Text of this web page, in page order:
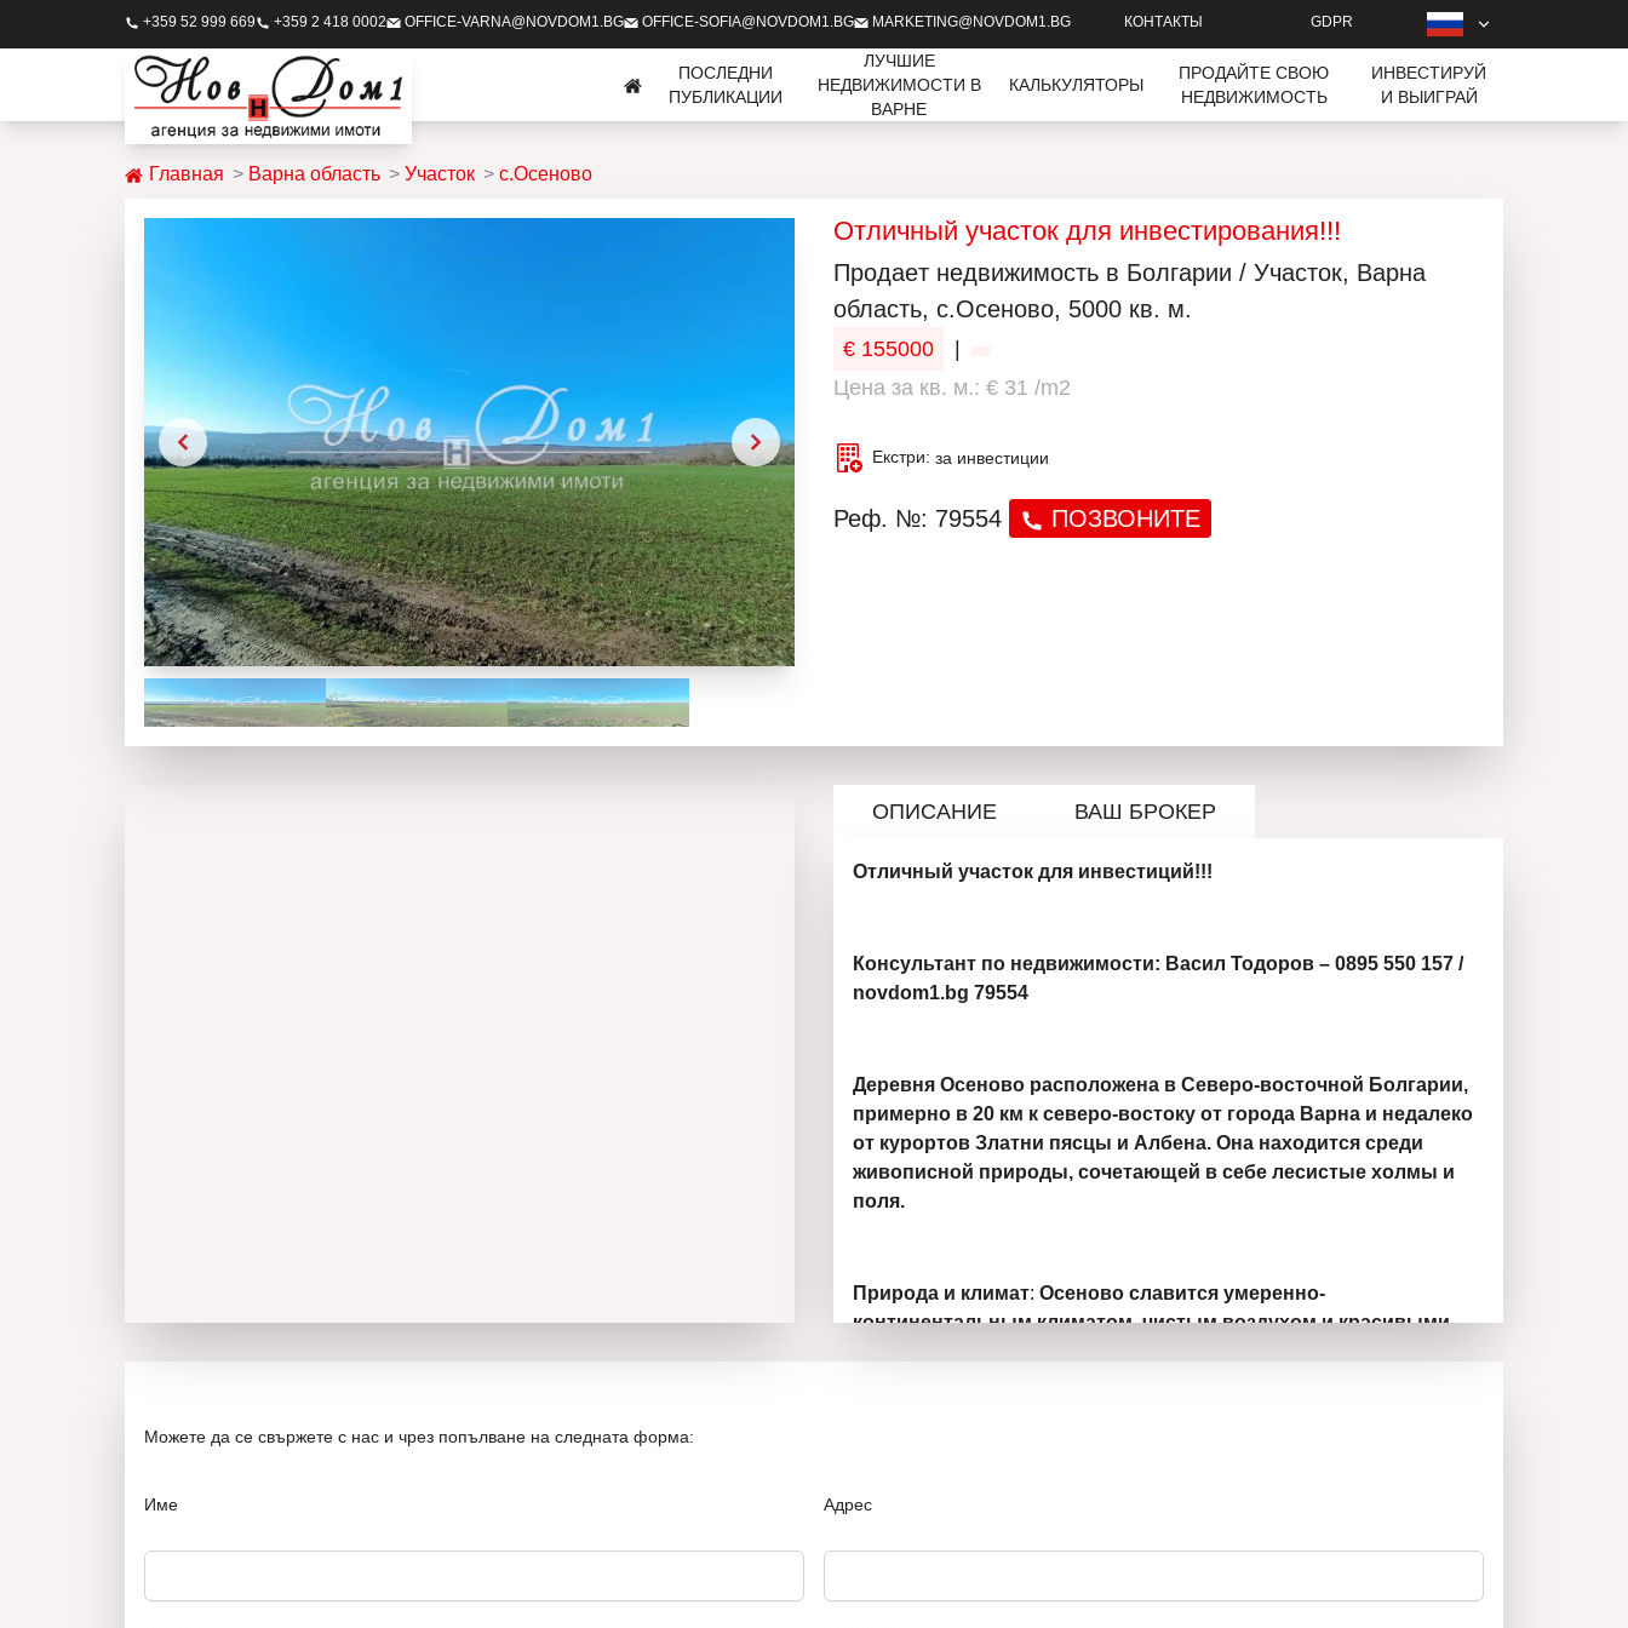
+359 52 999 669 +359 2 418 0002 OFFICE-VARNA@NOVDOM1.BG OFFICE-SOFIA@NOVDOM1.BG MARKETING@NOVDOM1.BG КОНТАКТЫ GDPR
ПОСЛЕДНИ
ПУБЛИКАЦИИ
ЛУЧШИЕ
НЕДВИЖИМОСТИ В
ВАРНЕ
КАЛЬКУЛЯТОРЫ
ПРОДАЙТЕ СВОЮ
НЕДВИЖИМОСТЬ
ИНВЕСТИРУЙ
И ВЫИГРАЙ
Главная Варна область Участок с.Осеново
Отличный участок для инвестирования!!!
Продаeт недвижимость в Болгарии / Участок, Варна
область, с.Осеново, 5000 кв. м.
€ 155000
Цена за кв. м.: € 31 /m2
Екстри: за инвестиции
Реф. №: 79554 ПОЗВОНИТЕ
ОПИСАНИЕ ВАШ БРОКЕР
Отличный участок для инвестиций!!!
Консультант по недвижимости: Васил Тодоров – 0895 550 157 /
novdom1.bg 79554
Деревня Осеново расположена в Северо-восточной Болгарии,
примерно в 20 км к северо-востоку от города Варна и недалеко
от курортов Златни пясцы и Албена. Она находится среди
живописной природы, сочетающей в себе лесистые холмы и
поля.
Природа и климат: Осеново славится умеренно-
континентальным климатом, чистым воздухом и красивыми
делает ее предпочтительным местом для постоянного
Можете да се свържете с нас и чрез попълване на следната форма:
Име Адрес